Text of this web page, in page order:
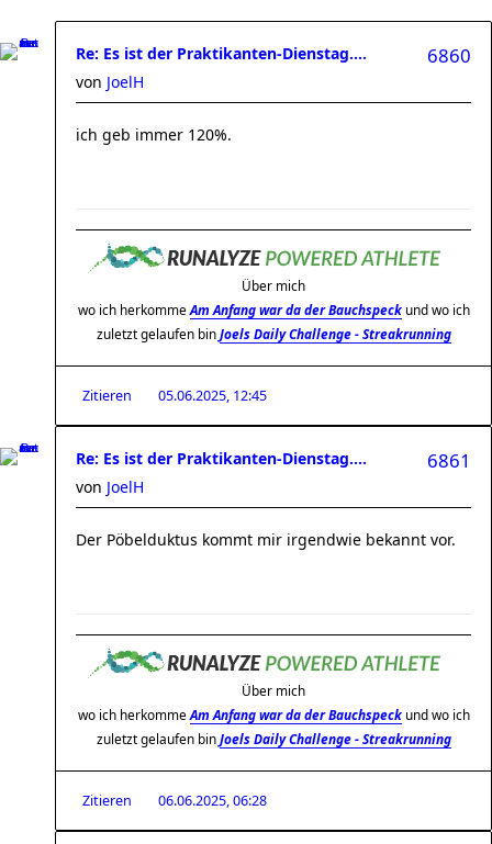
Re: Es ist der Praktikanten-Dienstag.... 6860
von JoelH
ich geb immer 120%.
Über mich
wo ich herkomme Am Anfang war da der Bauchspeckund wo ich
zuletzt gelaufen binJoels Daily Challenge - Streakrunning
Zitieren 05.06.2025, 12:45
Re: Es ist der Praktikanten-Dienstag.... 6861
von JoelH
Der Pöbelduktus kommt mir irgendwie bekannt vor.
Über mich
wo ich herkomme Am Anfang war da der Bauchspeckund wo ich
zuletzt gelaufen binJoels Daily Challenge - Streakrunning
Zitieren 06.06.2025, 06:28